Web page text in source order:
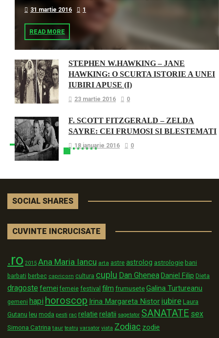
31 martie 2016 1
READ MORE
STEPHEN W.HAWKING – JANE
HAWKING: O SCURTA ISTORIE A UNEI
IUBIRI APUSE (I)
23 martie 2016 0
F. SCOTT FITZGERALD – ZELDA
SAYRE: CEI FRUMOSI SI BLESTEMATI
18 ianuarie 2016 0
SOCIAL SHARES
CUVINTE INCRUCISATE
.ro 2015 Ana Maria Iancu arta astre astrolog astrologie bani
barbati berbec capricorn cultura cuplu Dan GheneaDaniel Filip Dieta
dragoste femei femeie festival film frumusete Galina Turtureanu
gemeni hapi horoscop Irina Margareta Nistor iubire Laura
Gutanu leu moda pesti rac relatie relatii sagetator SANATATE sex
Simona Catrina taur teatru varsator viata Zodiac zodie